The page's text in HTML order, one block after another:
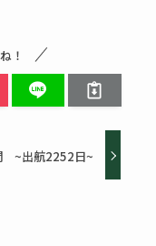
！
~出航2252日~